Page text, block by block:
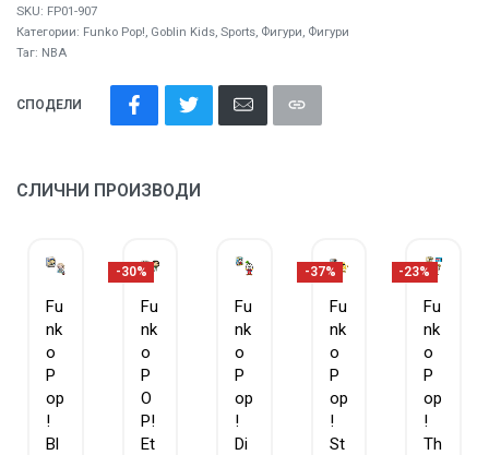
SKU: FP01-907
Категории: Funko Pop!, Goblin Kids, Sports, Фигури, Фигури
Таг: NBA
СПОДЕЛИ
СЛИЧНИ ПРОИЗВОДИ
Fu
nk
o
P
op
!
Bl
-30%
Fu
nk
o
P
O
P!
Et
Fu
nk
o
P
op
!
Di
-37%
Fu
nk
o
P
op
!
St
-23%
Fu
nk
o
P
op
!
Th